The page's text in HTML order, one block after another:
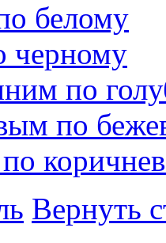
белому
черному
по
по
Вернуть